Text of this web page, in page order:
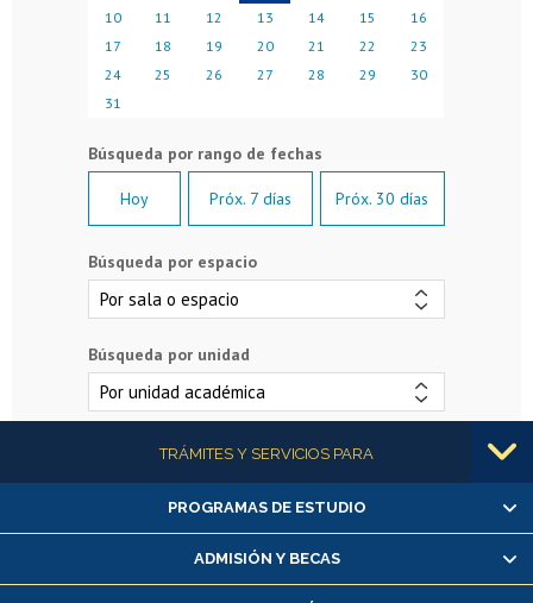
10
11 12 13 14 15
16
17
18 19 20 21 22
23
24
25 26 27 28 29
30
31
Hoy Próx. 7 días Próx. 30 días
Búsqueda por espacio
Búsqueda por unidad
Más informaciónTRÁMITES Y SERVICIOS PARA
Alumnas/os y exalumnas/os
Matrícula en línea
Inscripción y cambio de asignaturas
PROGRAMAS DE ESTUDIO
ADMISIÓN Y BECAS